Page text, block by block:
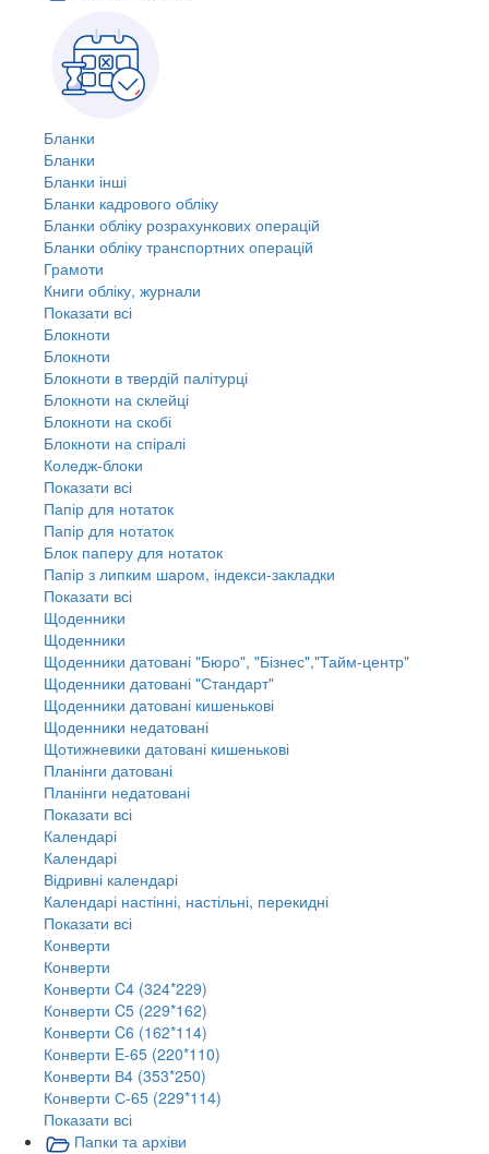
Бланки
Бланки
Бланки інші
Бланки кадрового обліку
Бланки обліку розрахункових операцій
Бланки обліку транспортних операцій
Грамоти
Книги обліку, журнали
Показати всі
Блокноти
Блокноти
Блокноти в твердій палітурці
Блокноти на склейці
Блокноти на скобі
Блокноти на спіралі
Коледж-блоки
Показати всі
Папір для нотаток
Папір для нотаток
Блок паперу для нотаток
Папір з липким шаром, індекси-закладки
Показати всі
Щоденники
Щоденники
Щоденники датовані "Бюро", "Бізнес","Тайм-центр"
Щоденники датовані "Стандарт"
Щоденники датовані кишенькові
Щоденники недатовані
Щотижневики датовані кишенькові
Планінги датовані
Планінги недатовані
Показати всі
Календарі
Календарі
Відривні календарі
Календарі настінні, настільні, перекидні
Показати всі
Конверти
Конверти
Конверти C4 (324*229)
Конверти C5 (229*162)
Конверти C6 (162*114)
Конверти E-65 (220*110)
Конверти В4 (353*250)
Конверти С-65 (229*114)
Показати всі
Папки та архіви